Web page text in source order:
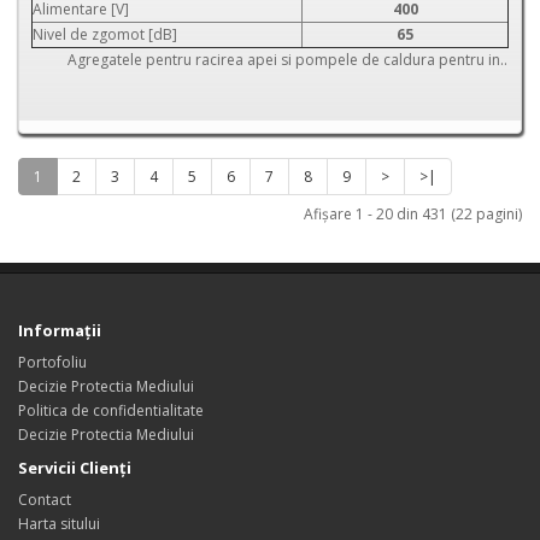
Alimentare [V]
400
Nivel de zgomot [dB]
65
Agregatele pentru racirea apei si pompele de caldura pentru in..
1 2 3 4 5 6 7 8 9 >
>|
Afişare 1 - 20 din 431 (22 pagini)
Informaţii
Portofoliu
Decizie Protectia Mediului
Politica de confidentialitate
Decizie Protectia Mediului
Servicii Clienţi
Contact
Harta sitului